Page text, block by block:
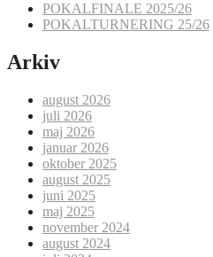
POKALFINALE 2025/26
POKALTURNERING 25/26
Arkiv
august 2026
juli 2026
maj 2026
januar 2026
oktober 2025
august 2025
juni 2025
maj 2025
november 2024
august 2024